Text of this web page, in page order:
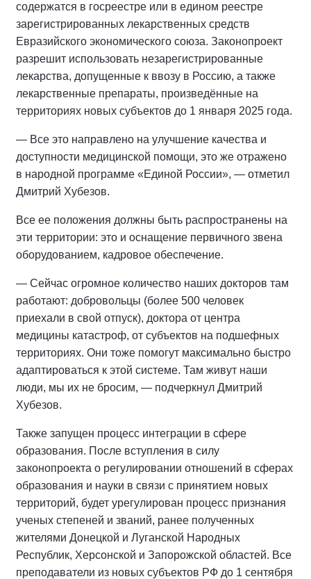
содержатся в госреестре или в едином реестре
зарегистрированных лекарственных средств
Евразийского экономического союза. Законопроект
разрешит использовать незарегистрированные
лекарства, допущенные к ввозу в Россию, а также
лекарственные препараты, произведённые на
территориях новых субъектов до 1 января 2025 года.
— Все это направлено на улучшение качества и
доступности медицинской помощи, это же отражено
в народной программе «Единой России», — отметил
Дмитрий Хубезов.
Все ее положения должны быть распространены на
эти территории: это и оснащение первичного звена
оборудованием, кадровое обеспечение.
— Сейчас огромное количество наших докторов там
работают: добровольцы (более 500 человек
приехали в свой отпуск), доктора от центра
медицины катастроф, от субъектов на подшефных
территориях. Они тоже помогут максимально быстро
адаптироваться к этой системе. Там живут наши
люди, мы их не бросим, — подчеркнул Дмитрий
Хубезов.
Также запущен процесс интеграции в сфере
образования. После вступления в силу
законопроекта о регулировании отношений в сферах
образования и науки в связи с принятием новых
территорий, будет урегулирован процесс признания
ученых степеней и званий, ранее полученных
жителями Донецкой и Луганской Народных
Республик, Херсонской и Запорожской областей. Все
преподаватели из новых субъектов РФ до 1 сентября